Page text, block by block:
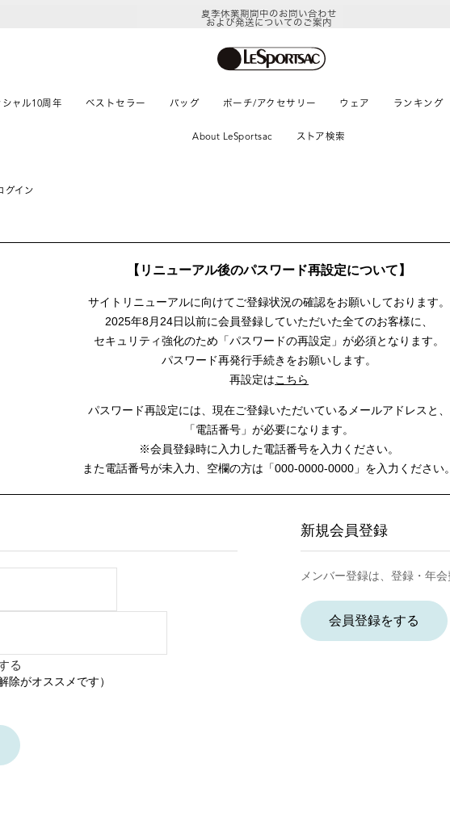
夏季休業期間中のお問い合わせ
および発送についてのご案内
ャル10周年 ベストセラー バッグ ポーチ/アクセサリー ウェア ランキング
About LeSportsac ストア検索
グイン
【リニューアル後のパスワード再設定について】
サイトリニューアルに向けてご登録状況の確認をお願いしております。
2025年8月24日以前に会員登録していただいた全てのお客様に、
セキュリティ強化のため「パスワードの再設定」が必須となります。
パスワード再発行手続きをお願いします。
再設定はこちら
パスワード再設定には、 現在ご登録いただいているメールアドレスと、
「電話番号」が必要になります。
※会員登録時に入力した電話番号を入力ください。
また電話番号が未入力、空欄の方は 「000-0000-0000」を入力ください。
る
除がオススメです）
新規会員登録
メンバー登録は、登録・年会
会員登録をする